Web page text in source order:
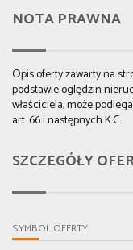
NOTA PRAWNA
Opis oferty zawarty na
podstawie oględzin
właściciela, może
art. 66 i następnych K.C.
SZCZEGÓŁY
SYMBOL OFERTY